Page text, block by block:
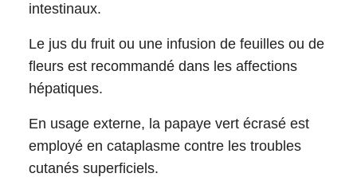
intestinaux.
Le jus du fruit ou une infusion de feuilles ou de
fleurs est recommandé dans les affections
hépatiques.
En usage externe, la papaye vert écrasé est
employé en cataplasme contre les troubles
cutanés superficiels.